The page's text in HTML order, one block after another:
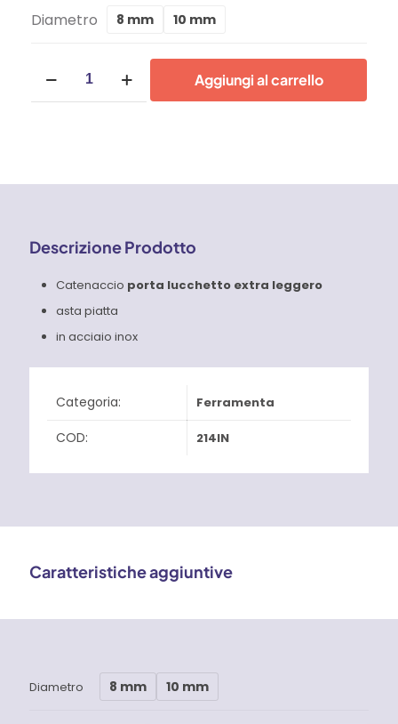
5,00 €
Diametro 8 mm 10 mm
Portalucchetto
Extra
-
Aggiungi al carrello
Descrizione Prodotto
Catenaccio porta lucchetto extra leggero
asta piatta
in acciaio inox
Categoria: Ferramenta
COD: 214IN
Caratteristiche aggiuntive
Diametro 8 mm 10 mm